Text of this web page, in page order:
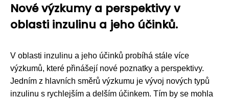
Nové výzkumy a perspektivy v
oblasti inzulinu a jeho účinků.
V oblasti inzulinu a jeho účinků probíhá stále více
výzkumů, které přinášejí nové poznatky a perspektivy.
Jedním z hlavních směrů výzkumu je vývoj nových typů
inzulinu s rychlejším a delším účinkem. Tím by se mohla